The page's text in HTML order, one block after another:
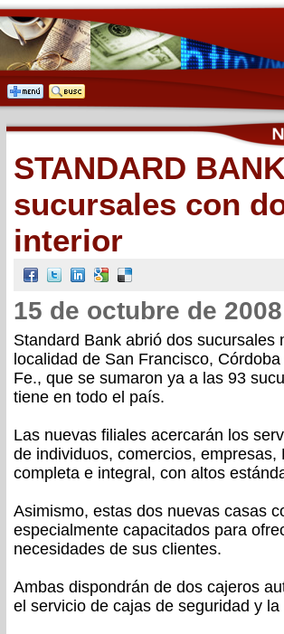
STANDARD
sucursales con
interior
15 de octubre de 2008
Standard Bank abrió dos
localidad de San Francisco,
Fe., que se sumaron ya a las 93
tiene en todo el país.
Las nuevas filiales acercarán los
de individuos, comercios,
completa e integral, con altos
Asimismo, estas dos nuevas casas
especialmente capacitados para
necesidades de sus clientes.
Ambas dispondrán de dos cajeros
el servicio de cajas de seguridad y